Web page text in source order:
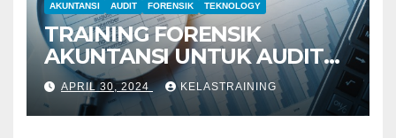
AKUNTANSI AUDIT FORENSIK TEKNOLOGY
TRAINING FORENSIK
AKUNTANSI UNTUK AUDIT
INVESTIGATIF
APRIL 30, 2024 KELASTRAINING